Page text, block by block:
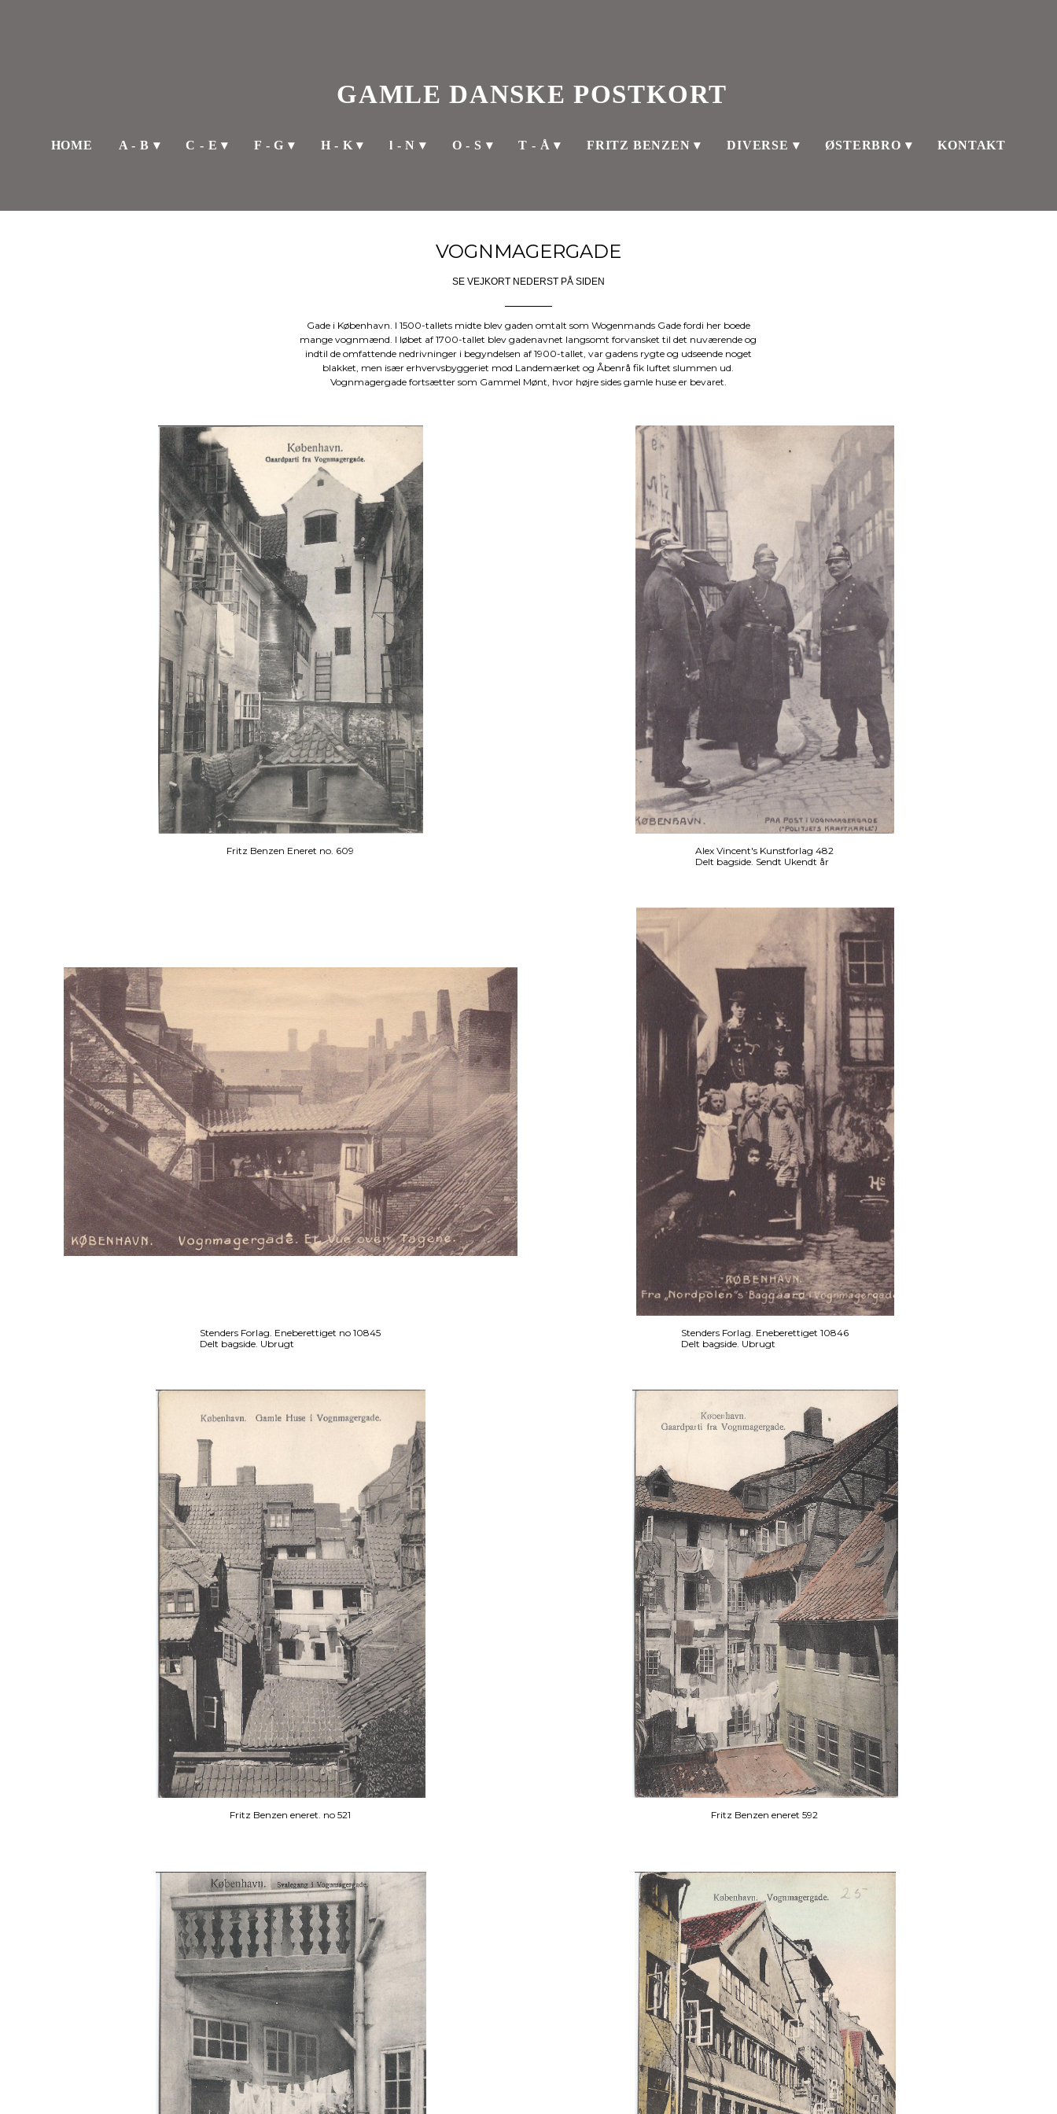
GAMLE DANSKE POSTKORT
HOME A - B C - E F - G H - K l - N O - S T - Å FRITZ BENZEN DIVERSE ØSTERBRO KONTAKT
VOGNMAGERGADE
SE VEJKORT NEDERST PÅ SIDEN
Gade i København. I 1500-tallets midte blev gaden omtalt som Wogenmands Gade fordi her boede
mange vognmænd. I løbet af 1700-tallet blev gadenavnet langsomt forvansket til det nuværende og
indtil de omfattende nedrivninger i begyndelsen af 1900-tallet, var gadens rygte og udseende noget
blakket, men især erhvervsbyggeriet mod Landemærket og Åbenrå fik luftet slummen ud.
Vognmagergade fortsætter som Gammel Mønt, hvor højre sides gamle huse er bevaret.
Fritz Benzen Eneret no. 609
Alex Vincent's Kunstforlag 482
Delt bagside. Sendt Ukendt år
Stenders Forlag. Eneberettiget no 10845
Delt bagside. Ubrugt
Stenders Forlag. Eneberettiget 10846
Delt bagside. Ubrugt
Fritz Benzen eneret. no 521 Fritz Benzen eneret 592